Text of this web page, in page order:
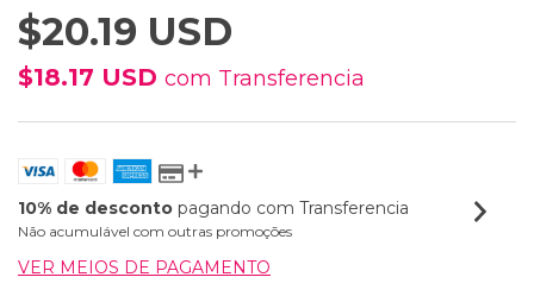
$20.19 USD
$18.17 USD com Transferencia
10% de desconto pagando com Transferencia
Não acumulável com outras promoções
VER MEIOS DE PAGAMENTO